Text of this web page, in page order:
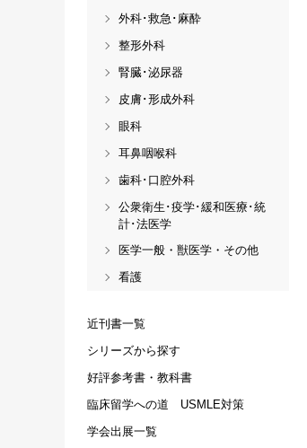
外科･救急･麻酔
整形外科
腎臓･泌尿器
皮膚･形成外科
眼科
耳鼻咽喉科
歯科･口腔外科
公衆衛生･疫学･緩和医療･統
計･法医学
医学一般・獣医学・その他
看護
近刊書一覧
シリーズから探す
好評参考書・教科書
臨床留学への道 USMLE対策
学会出展一覧